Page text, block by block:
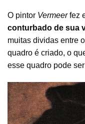
O pintor Vermeerfez
conturbado de sua
muitas dividas entre
quadro é criado, o
esse quadro pode